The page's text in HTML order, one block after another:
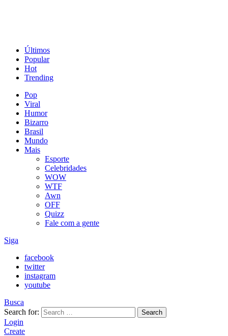
Últimos
Popular
Hot
Trending
Pop
Viral
Humor
Bizarro
Brasil
Mundo
Mais
Esporte
Celebridades
WOW
WTF
Awn
OFF
Quizz
Fale com a gente
Siga
facebook
twitter
instagram
youtube
Busca
Search for:
Search
Login
Create